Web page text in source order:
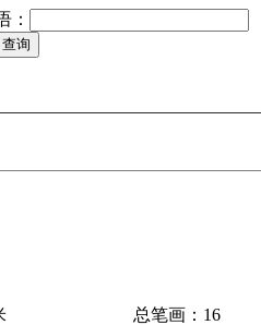
：
总笔画：16